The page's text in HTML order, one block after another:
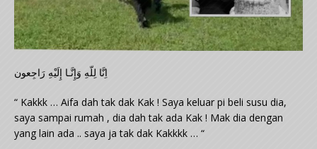
اِنَّا لِلّهِ وَإِنَّـا إِلَيْهِ رَاجِعون
“ Kakkk … Aifa dah tak dak Kak ! Saya keluar pi beli susu dia,
saya sampai rumah , dia dah tak ada Kak ! Mak dia dengan
yang lain ada .. saya ja tak dak Kakkkk … “